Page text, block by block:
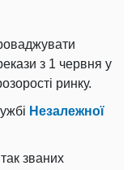
з 1 червня у
ринку.
Незалежної
званих